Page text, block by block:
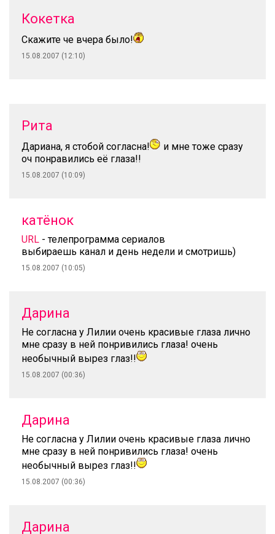
Кокетка
Скажите че вчера было!
15.08.2007 (12:10)
Рита
Дариана, я стобой согласна!
и мне тоже сразу
оч понравились её глаза!!
15.08.2007 (10:09)
катёнок
URL - телепрограмма сериалов
выбираешь канал и день недели и смотришь)
15.08.2007 (10:05)
Дарина
Не согласна у Лилии очень красивые глаза лично
мне сразу в ней понривились глаза! очень
необычный вырез глаз!!
15.08.2007 (00:36)
Дарина
Не согласна у Лилии очень красивые глаза лично
мне сразу в ней понривились глаза! очень
необычный вырез глаз!!
15.08.2007 (00:36)
Дарина